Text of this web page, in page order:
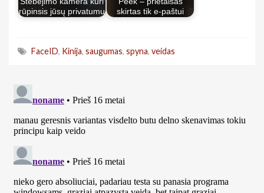
rūpinsis jūsų privatumu
skirtas tik e-paštui
FaceID, Kinija, saugumas, spyna, veidas